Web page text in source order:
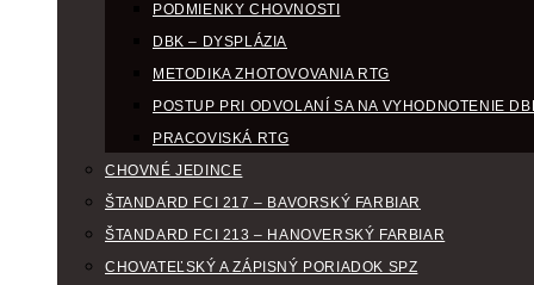
PODMIENKY CHOVNOSTI
DBK – DYSPLÁZIA
METODIKA ZHOTOVOVANIA RTG
POSTUP PRI ODVOLANÍ SA NA VYHODNOTENIE
PRACOVISKÁ RTG
CHOVNÉ JEDINCE
ŠTANDARD FCI 217 – BAVORSKÝ FARBIAR
ŠTANDARD FCI 213 – HANOVERSKÝ FARBIAR
CHOVATEĽSKÝ A ZÁPISNÝ PORIADOK SPZ